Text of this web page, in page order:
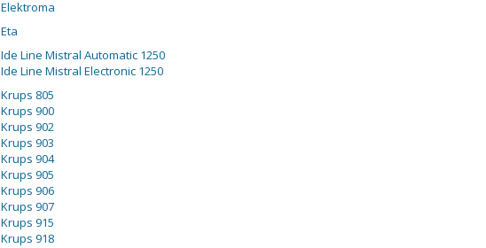
Elektroma
Eta
Ide Line Mistral Automatic 1250
Ide Line Mistral Electronic 1250
Krups 805
Krups 900
Krups 902
Krups 903
Krups 904
Krups 905
Krups 906
Krups 907
Krups 915
Krups 918